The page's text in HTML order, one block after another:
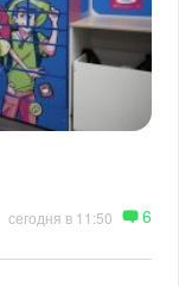
сегодня в 11:50 6